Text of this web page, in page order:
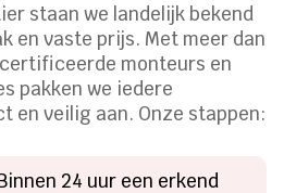
staan we landelijk bekend
en vaste prijs. Met meer dan
monteurs en
pakken we iedere
en veilig aan. Onze stappen:
24 uur een erkend